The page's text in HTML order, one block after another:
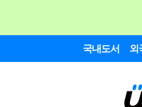
국내도서 외